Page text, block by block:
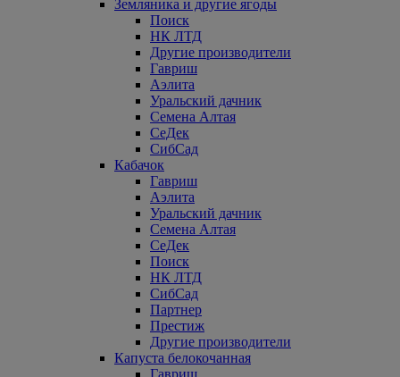
Земляника и другие ягоды
Поиск
НК ЛТД
Другие производители
Гавриш
Аэлита
Уральский дачник
Семена Алтая
СеДек
СибСад
Кабачок
Гавриш
Аэлита
Уральский дачник
Семена Алтая
СеДек
Поиск
НК ЛТД
СибСад
Партнер
Престиж
Другие производители
Капуста белокочанная
Гавриш